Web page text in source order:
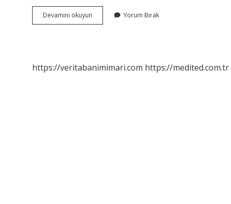
Devamını okuyun
Kasılması
Yorum Bırak
https://veritabanimimari.com https://medited.com.tr